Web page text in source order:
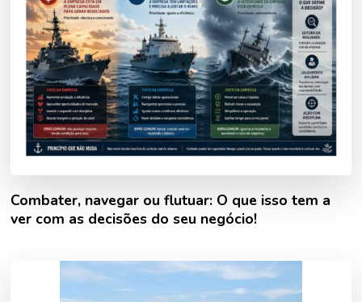
Combater, navegar ou flutuar: O que isso tem a
ver com as decisões do seu negócio!